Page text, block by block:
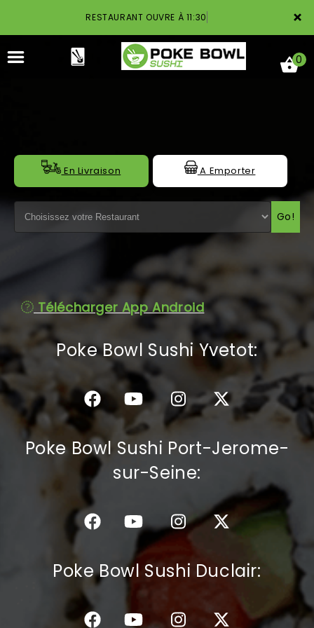
×
RESTAURANT OUVRE À 11:30
ACCUEIL
LA CARTE
MENTIONS LÉGALES
C.G.V
0
En Livraison A Emporter
Go!
Télécharger App Android
Poke Bowl Sushi Yvetot:
Poke Bowl Sushi Port-Jerome-
sur-Seine:
Poke Bowl Sushi Duclair: